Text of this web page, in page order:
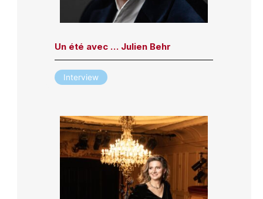
Un été avec … Julien Behr
Interview